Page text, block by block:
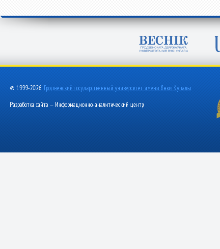
© 1999-2026, Гродненский государственный университет имени Янки Купалы
Разработка сайта — Информационно-аналитический центр